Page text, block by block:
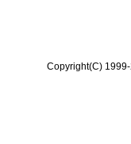
Copyright(C)